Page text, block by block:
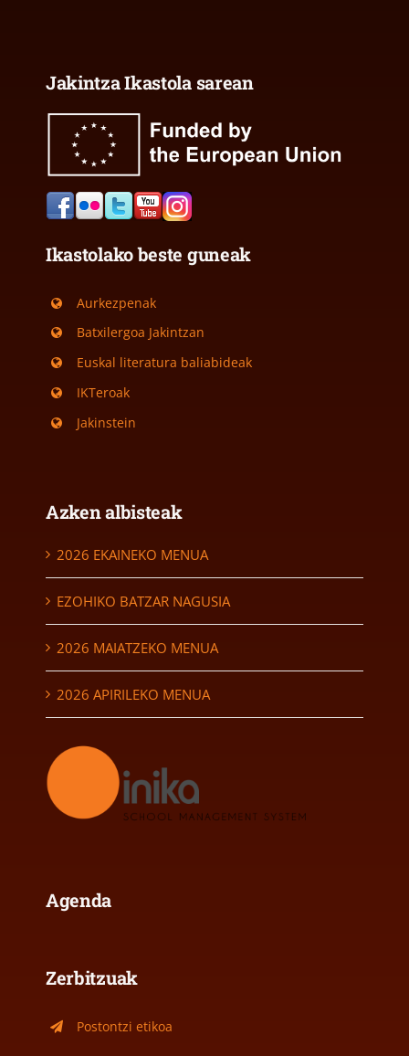
Jakintza Ikastola sarean
Ikastolako beste guneak
Aurkezpenak
Batxilergoa Jakintzan
Euskal literatura baliabideak
IKTeroak
Jakinstein
Azken albisteak
2026 EKAINEKO MENUA
EZOHIKO BATZAR NAGUSIA
2026 MAIATZEKO MENUA
2026 APIRILEKO MENUA
Agenda
Zerbitzuak
Postontzi etikoa